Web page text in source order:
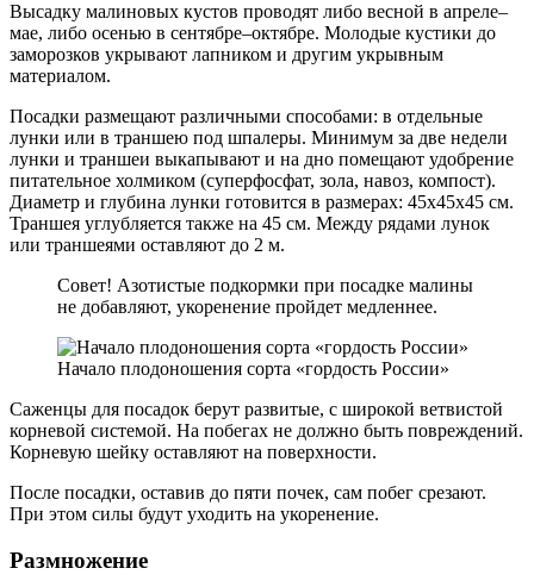
Высадку малиновых кустов проводят либо весной в апреле–
мае, либо осенью в сентябре–октябре. Молодые кустики до
заморозков укрывают лапником и другим укрывным
материалом.
Посадки размещают различными способами: в отдельные
лунки или в траншею под шпалеры. Минимум за две недели
лунки и траншеи выкапывают и на дно помещают удобрение
питательное холмиком (суперфосфат, зола, навоз, компост).
Диаметр и глубина лунки готовится в размерах: 45х45х45 см.
Траншея углубляется также на 45 см. Между рядами лунок
или траншеями оставляют до 2 м.
Совет! Азотистые подкормки при посадке малины
не добавляют, укоренение пройдет медленнее.
Начало плодоношения сорта «гордость России»
Саженцы для посадок берут развитые, с широкой ветвистой
корневой системой. На побегах не должно быть повреждений.
Корневую шейку оставляют на поверхности.
После посадки, оставив до пяти почек, сам побег срезают.
При этом силы будут уходить на укоренение.
Размножение